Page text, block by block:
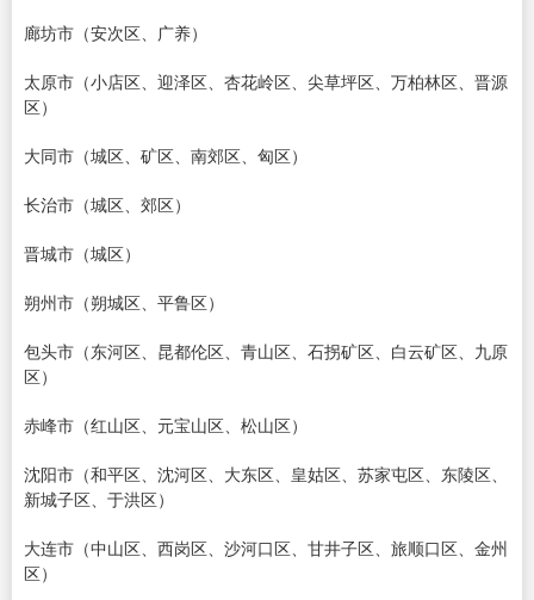
廊坊市（安次区、广养）
太原市（小店区、迎泽区、杏花岭区、尖草坪区、万柏林区、晋源
区）
大同市（城区、矿区、南郊区、匈区）
长治市（城区、郊区）
晋城市（城区）
朔州市（朔城区、平鲁区）
包头市（东河区、昆都伦区、青山区、石拐矿区、白云矿区、九原
区）
赤峰市（红山区、元宝山区、松山区）
沈阳市（和平区、沈河区、大东区、皇姑区、苏家屯区、东陵区、
新城子区、于洪区）
大连市（中山区、西岗区、沙河口区、甘井子区、旅顺口区、金州
区）